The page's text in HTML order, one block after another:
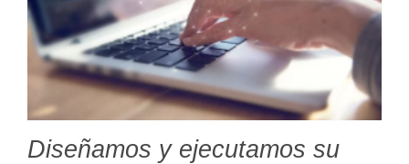
Diseñamos y ejecutamos su